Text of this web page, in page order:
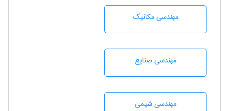
مهندسی مکانیک
مهندسی صنايع
مهندسي شيمی